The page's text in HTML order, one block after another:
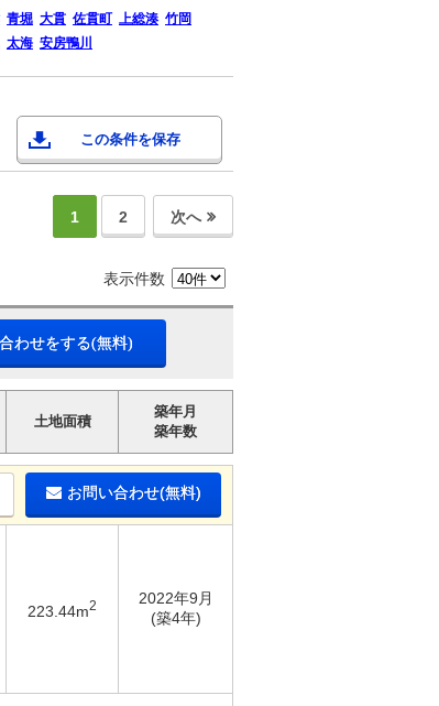
青堀 大貫 佐貫町 上総湊 竹岡
太海 安房鴨川
この条件を保存
1 2 次へ
表示件数
わせをする(無料)
土地面積
築年月
築年数
お問い合わせ(無料)
223.44m2
2022年9月
(築4年)